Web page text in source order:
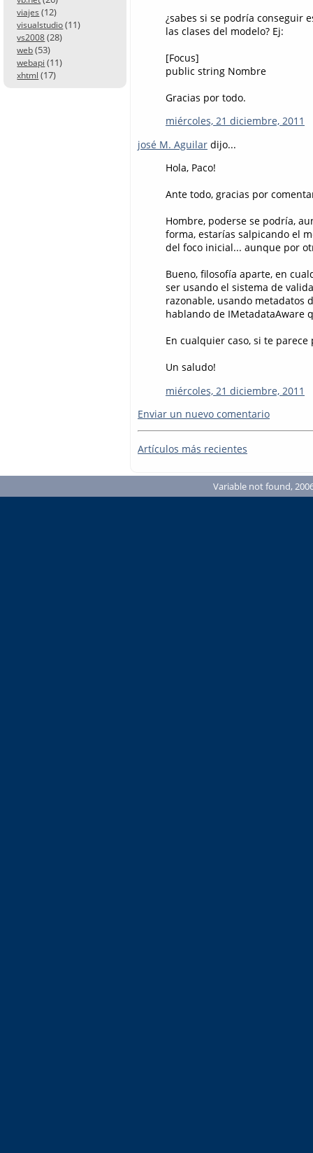
viajes (12)
visualstudio (11)
vs2008 (28)
web (53)
webapi (11)
xhtml (17)
¿sabes si se podría conseguir
las clases del modelo? Ej:
[Focus]
public string Nombre
Gracias por todo.
miércoles, 21 diciembre, 2011
josé M. Aguilar dijo...
Hola, Paco!
Ante todo, gracias por
Hombre, poderse se podría,
forma, estarías salpicando el
del foco inicial... aunque por
Bueno, filosofía aparte, en
ser usando el sistema de
razonable, usando metadatos
hablando de IMetadataAware
En cualquier caso, si te
Un saludo!
miércoles, 21 diciembre, 2011
Enviar un nuevo comentario
Artículos más recientes
Variable not found,